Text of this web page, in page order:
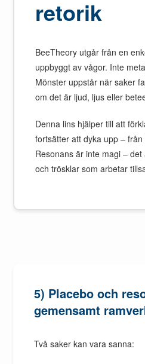
retorik
BeeTheory utgår från en
uppbyggt av vågor. Inte
Mönster uppstår när saker
om det är ljud, ljus eller
Denna lins hjälper till att
fortsätter att dyka upp –
Resonans är inte magi –
och trösklar som arbetar
5) Placebo och
gemensamt
Två saker kan vara sanna: